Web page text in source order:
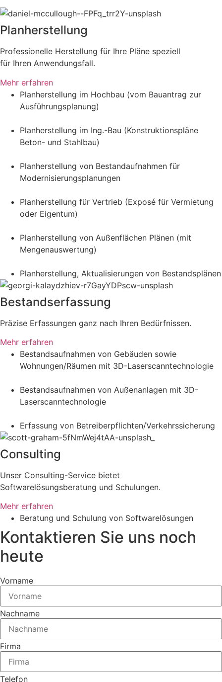
Planherstellung
Professionelle Herstellung für Ihre Pläne speziell
für Ihren Anwendungsfall.
Mehr erfahren
Planherstellung im Hochbau (vom Bauantrag zur
Ausführungsplanung)
Planherstellung im Ing.-Bau (Konstruktionspläne
Beton- und Stahlbau)
Planherstellung von Bestandaufnahmen für
Modernisierungsplanungen
Planherstellung für Vertrieb (Exposé für Vermietung
oder Eigentum)
Planherstellung von Außenflächen Plänen (mit
Mengenauswertung)
Planherstellung, Aktualisierungen von Bestandsplänen
Bestandserfassung
Präzise Erfassungen ganz nach Ihren Bedürfnissen.
Mehr erfahren
Bestandsaufnahmen von Gebäuden sowie
Wohnungen/Räumen mit 3D-Laserscanntechnologie
Bestandsaufnahmen von Außenanlagen mit 3D-
Laserscanntechnologie
Erfassung von Betreiberpflichten/Verkehrssicherung
Consulting
Unser Consulting-Service bietet
Softwarelösungsberatung und Schulungen.
Mehr erfahren
Beratung und Schulung von Softwarelösungen
Kontaktieren Sie uns noch
heute
Vorname
Nachname
Firma
Telefon